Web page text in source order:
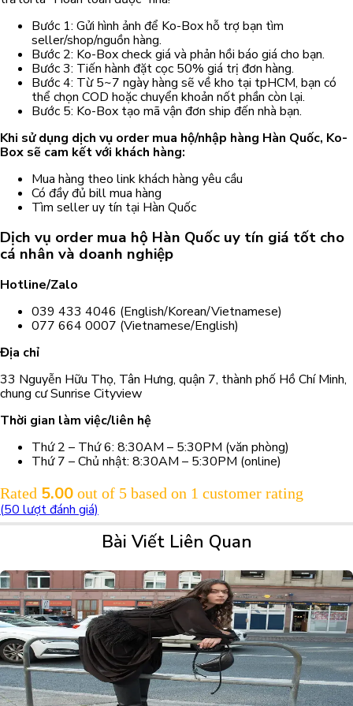
Bước 1: Gửi hình ảnh để Ko-Box hỗ trợ bạn tìm
seller/shop/nguồn hàng.
Bước 2: Ko-Box check giá và phản hồi báo giá cho bạn.
Bước 3: Tiến hành đặt cọc 50% giá trị đơn hàng.
Bước 4: Từ 5~7 ngày hàng sẽ về kho tại tpHCM, bạn có
thể chọn COD hoặc chuyển khoản nốt phần còn lại.
Bước 5: Ko-Box tạo mã vận đơn ship đến nhà bạn.
Khi sử dụng dịch vụ order mua hộ/nhập hàng Hàn Quốc, Ko-
Box sẽ cam kết với khách hàng:
Mua hàng theo link khách hàng yêu cầu
Có đầy đủ bill mua hàng
Tìm seller uy tín tại Hàn Quốc
Dịch vụ order mua hộ Hàn Quốc uy tín giá tốt cho
cá nhân và doanh nghiệp
Hotline/Zalo
039 433 4046 (English/Korean/Vietnamese)
077 664 0007 (Vietnamese/English)
Địa chỉ
33 Nguyễn Hữu Thọ, Tân Hưng, quận 7, thành phố Hồ Chí Minh,
chung cư Sunrise Cityview
Thời gian làm việc/liên hệ
Thứ 2 – Thứ 6: 8:30AM – 5:30PM (văn phòng)
Thứ 7 – Chủ nhật: 8:30AM – 5:30PM (online)
Rated 5.00 out of 5 based on 1 customer rating
(50 lượt đánh giá)
Bài Viết Liên Quan